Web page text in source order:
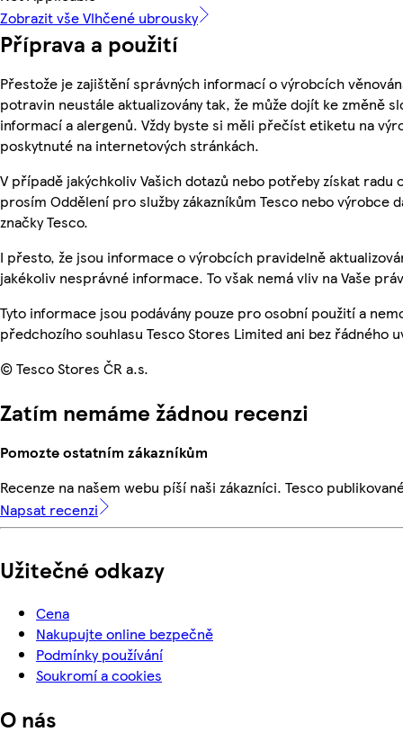
Zobrazit vše Vlhčené ubrousky
Příprava a použití
Přestože je zajištění správných informací o výrobcích
potravin neustále aktualizovány tak, že může dojít ke změně
informací a alergenů. Vždy byste si měli přečíst etiketu na
poskytnuté na internetových stránkách.
V případě jakýchkoliv Vašich dotazů nebo potřeby získat radu
prosím Oddělení pro služby zákazníkům Tesco nebo výrobce
značky Tesco.
I přesto, že jsou informace o výrobcích pravidelně
jakékoliv nesprávné informace. To však nemá vliv na Vaše
Tyto informace jsou podávány pouze pro osobní použití a
předchozího souhlasu Tesco Stores Limited ani bez řádného
© Tesco Stores ČR a.s.
Zatím nemáme žádnou recenzi
Pomozte ostatním zákazníkům
Recenze na našem webu píší naši zákazníci. Tesco
Napsat recenzi
Užitečné odkazy
Cena
Nakupujte online bezpečně
Podmínky používání
Soukromí a cookies
O nás